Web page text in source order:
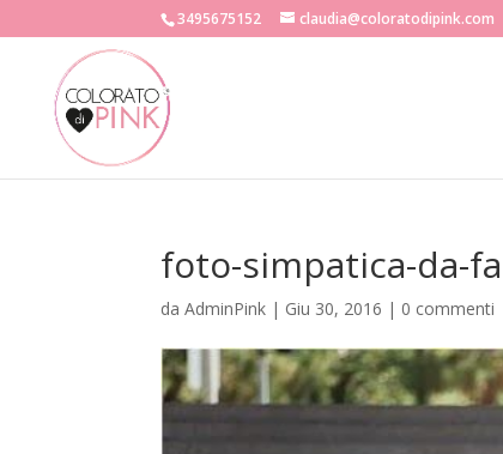
3495675152 claudia@coloratodipink.com
foto-simpatica-da-
daAdminPink | Giu 30, 2016 | 0 commenti